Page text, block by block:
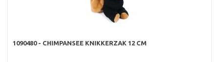
1090480 - CHIMPANSEE KNIKKERZAK 12 CM